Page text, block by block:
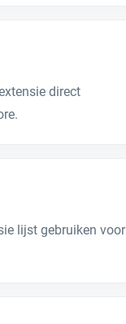
direct
lijst gebruiken voor